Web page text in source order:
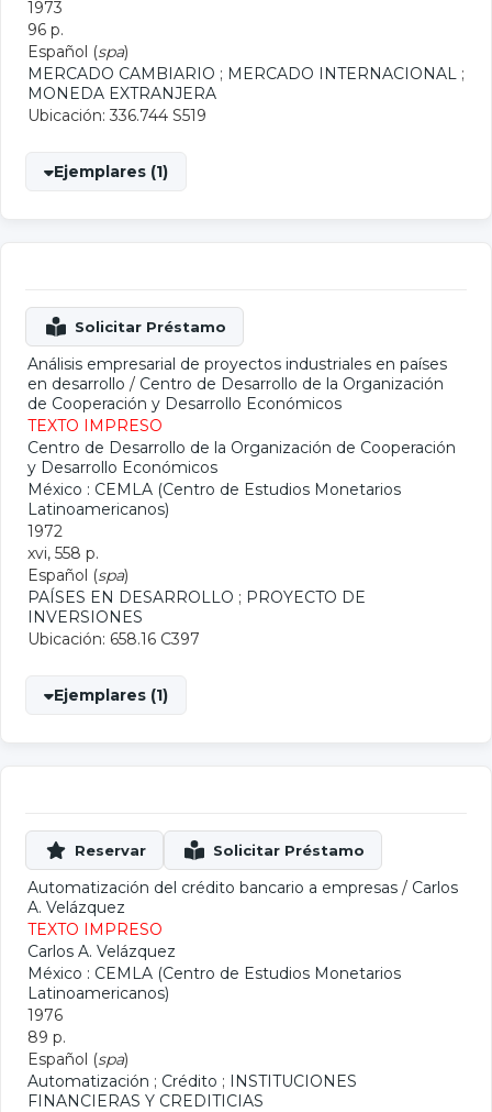
1973
96 p.
Español (spa)
MERCADO CAMBIARIO ; MERCADO INTERNACIONAL ;
MONEDA EXTRANJERA
Ubicación: 336.744 S519
Ejemplares (1)
Análisis empresarial de proyectos industriales en países
en desarrollo / Centro de Desarrollo de la Organización
de Cooperación y Desarrollo Económicos
TEXTO IMPRESO
Centro de Desarrollo de la Organización de Cooperación
y Desarrollo Económicos
México : CEMLA (Centro de Estudios Monetarios
Latinoamericanos)
1972
xvi, 558 p.
Español (spa)
PAÍSES EN DESARROLLO ; PROYECTO DE
INVERSIONES
Ubicación: 658.16 C397
Ejemplares (1)
Automatización del crédito bancario a empresas / Carlos
A. Velázquez
TEXTO IMPRESO
Carlos A. Velázquez
México : CEMLA (Centro de Estudios Monetarios
Latinoamericanos)
1976
89 p.
Español (spa)
Automatización ; Crédito ; INSTITUCIONES
FINANCIERAS Y CREDITICIAS